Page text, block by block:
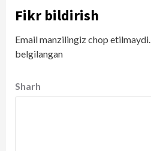
Fikr bildirish
Email manzilingiz chop etilmaydi.
belgilangan
Sharh